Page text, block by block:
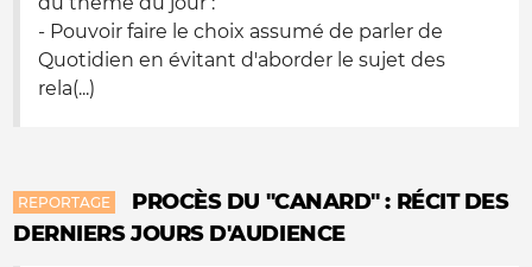
- Pouvoir faire le choix assumé de parler de
Quotidien en évitant d'aborder le sujet des
rela(...)
REPORTAGE
PROCÈS DU "CANARD" : RÉCIT DES
DERNIERS JOURS D'AUDIENCE